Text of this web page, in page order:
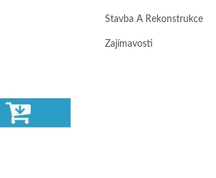
Stavba A Rekonstrukce
Zajímavosti